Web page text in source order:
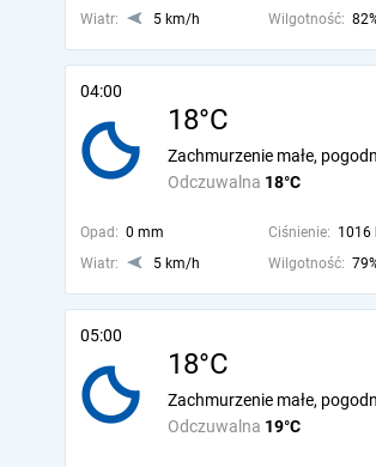
Wiatr:
5 km/h Wilgotność:
04:00
18°C
Odczuwalna 18°C
Zachmurzenie małe,
Opad: 0 mm Ciśnienie: 1016
Wiatr:
5 km/h Wilgotność:
05:00
18°C
Odczuwalna 19°C
Zachmurzenie małe,